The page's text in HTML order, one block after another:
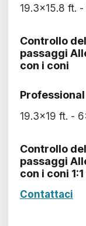
19.3x15.8 ft.
Controllo
passaggi
con i coni
Professional
19.3x19 ft. -
Controllo
passaggi
con i coni 1:1
Contattaci